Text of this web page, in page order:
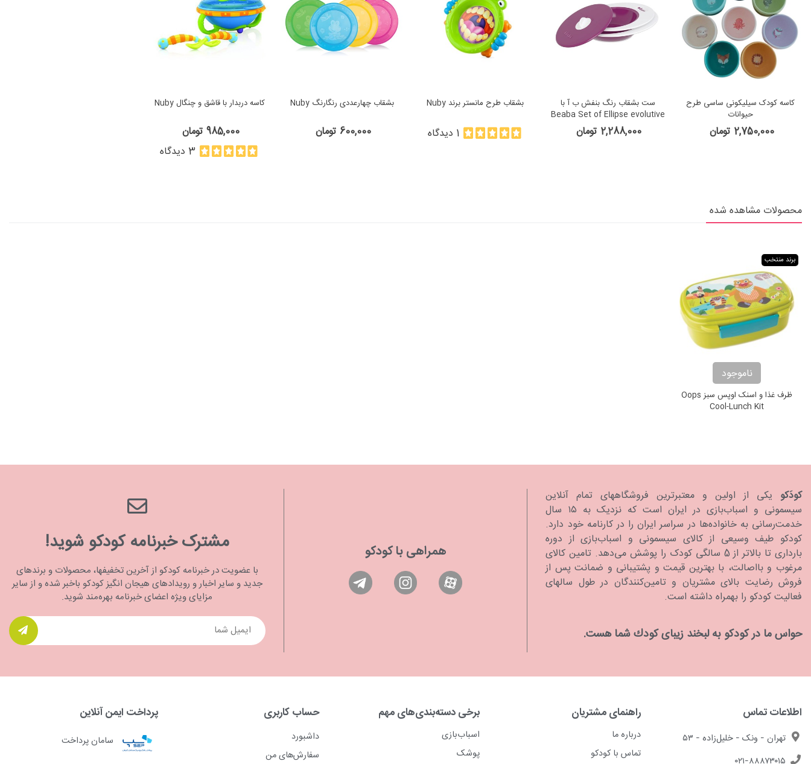
کاسه کودک سیلیکونی ساسی طرح
حیوانات
2,750,000 تومان
ست بشقاب رنگ بنفش ب آ با
Beaba Set of Ellipse evolutive
plates
2,288,000 تومان
بشقاب طرح مانستر برند Nuby
1 دیدگاه
بشقاب چهارعددی رنگارنگ Nuby
600,000 تومان
كاسه دربدار با قاشق و چنگال Nuby
985,000 تومان
3 دیدگاه
محصولات مشاهده شده
برند منتخب
ناموجود
ظرف غذا و اسنک اوپس سبز Oops
Cool-Lunch Kit
کودَکو یکی از اولین و معتبرترین فروشگاههای تمام آنلاین
سیسمونی و اسباب‌بازی در ایران است که نزدیک به ۱۵ سال
خدمت‌رسانی به خانواده‌ها در سراسر ایران را در کارنامه خود دارد.
كودكو طیف وسیعی از کالای سیسمونی و اسباب‌بازی از دوره
بارداری تا بالاتر از 5 سالگی کودک را پوشش می‌دهد. تامین کالای
مرغوب و بااصالت، با بهترین قیمت و پشتیبانی و ضمانت پس از
فروش رضایت بالای مشتریان و تامین‌کنندگان در طول سالهای
فعالیت کودکو را بهمراه داشته است.
حواس ما در كودكو به لبخند زیبای كودك شما هست.
همراهی با کودکو مشترک خبرنامه کودکو شوید!
با عضویت در خبرنامه کودکو از آخرین تخفیفها، محصولات و برندهای
جدید و سایر اخبار و رویدادهای هیجان انگیز کودکو باخبر شده و از سایر
مزایای ویژه اعضای خبرنامه بهره‌مند شوید.
اطلاعات تماس
تهران - ونک - خلیل‌زاده - ۵۳
۰۲۱-۸۸۸۷۳۰۱۵
راهنمای مشتریان
درباره ما
تماس با کودکو
برخی دسته‌بندی‌های مهم
اسباب‌بازی
پوشک
حساب کاربری
داشبورد
سفارش‌های من
پرداخت ایمن آنلاین
سامان پرداخت